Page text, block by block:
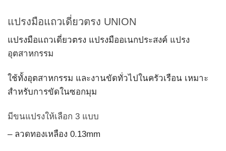
แปรงมือแถวเดี่ยวตรง UNION
แปรงมือแถวเดี่ยวตรง แปรงมืออเนกประสงค์ แปรง
อุตสาหกรรม
ใช้ทั้งอุตสาหกรรม และงานขัดทั่วไปในครัวเรือน เหมาะ
สำหรับการขัดในซอกมุม
มีขนแปรงให้เลือก 3 แบบ
– ลวดทองเหลือง 0.13mm